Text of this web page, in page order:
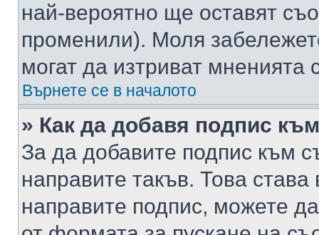
най-вероятно ще оставят
променили). Моля
могат да изтриват мненията
Върнете се в началото
» Как да добавя подпис
За да добавите подпис към
направите такъв. Това
направите подпис, можете